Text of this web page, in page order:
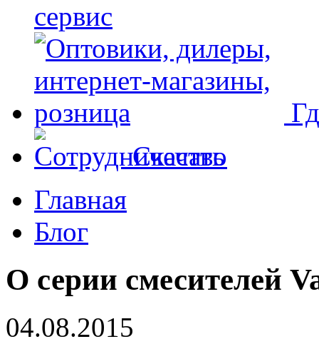
сервис
Скачать
Главная
Блог
О серии смесителей
04.08.2015